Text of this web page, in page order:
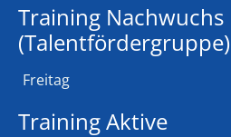
Training Nachwuchs
(Talentfördergruppe)
Freitag
Training Aktive